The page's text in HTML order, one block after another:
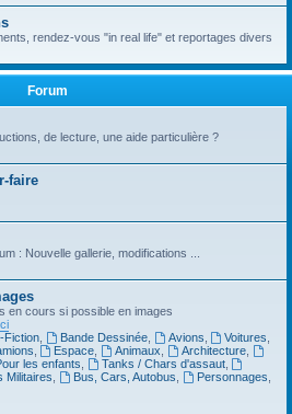
rendez-vous "in real life" et reportages divers
Forum
de lecture, une aide particulière ?
faire
: Nouvelle gallerie, modifications ...
en cours si possible en images
Fiction, Bande Dessinée, Avions Voitures
Espace Animaux Architecture
les enfants Tanks / Chars d'assaut,
Militaires Bus, Cars, Autobus Personnages